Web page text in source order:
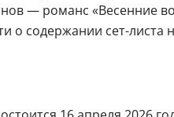
— романс «Весенние
о содержании сет-листа